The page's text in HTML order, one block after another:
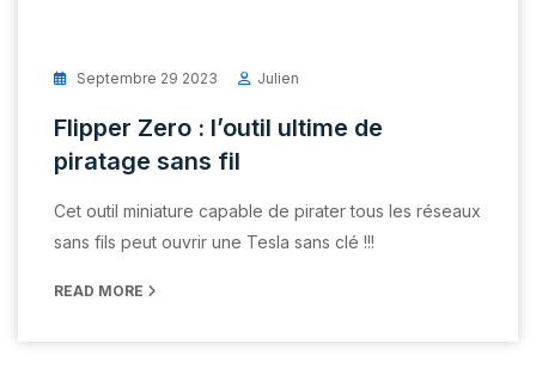
Septembre 29 2023 Julien
Flipper Zero : l’outil ultime de
piratage sans fil
Cet outil miniature capable de pirater tous les réseaux
sans fils peut ouvrir une Tesla sans clé !!!
READ MORE